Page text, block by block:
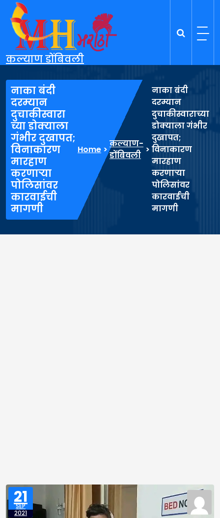
content
कल्याण डोंबिवली
नाका बंदी
दरम्यान
दुचाकीस्वारा
च्या डोक्याला
गंभीर दुखापत;
विनाकारण
मारहाण
करणाऱ्या
पोलिसांवर
कारवाईची
मागणी
Home >
कल्याण-
डोंबिवली
>
नाका बंदी
दरम्यान
दुचाकीस्वाराच्या
डोक्याला गंभीर
दुखापत;
विनाकारण
मारहाण
करणाऱ्या
पोलिसांवर
कारवाईची
मागणी
21
SEP
2021